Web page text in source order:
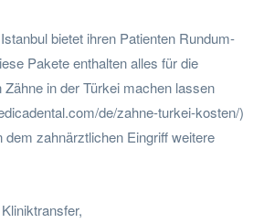
bietet ihren Patienten Rundum-
Pakete enthalten alles für die
Zähne in der Türkei machen lassen
de/zahne-turkei-kosten/)
dem zahnärztlichen Eingriff weitere